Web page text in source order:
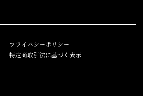
プライバシーポリシー
特定商取引法に基づく表示